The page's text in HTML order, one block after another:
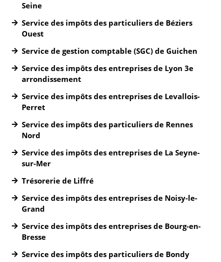
Seine
Service des impôts des particuliers de Béziers
Ouest
Service de gestion comptable (SGC) de Guichen
Service des impôts des entreprises de Lyon 3e
arrondissement
Service des impôts des entreprises de Levallois-
Perret
Service des impôts des particuliers de Rennes
Nord
Service des impôts des entreprises de La Seyne-
sur-Mer
Trésorerie de Liffré
Service des impôts des entreprises de Noisy-le-
Grand
Service des impôts des entreprises de Bourg-en-
Bresse
Service des impôts des particuliers de Bondy